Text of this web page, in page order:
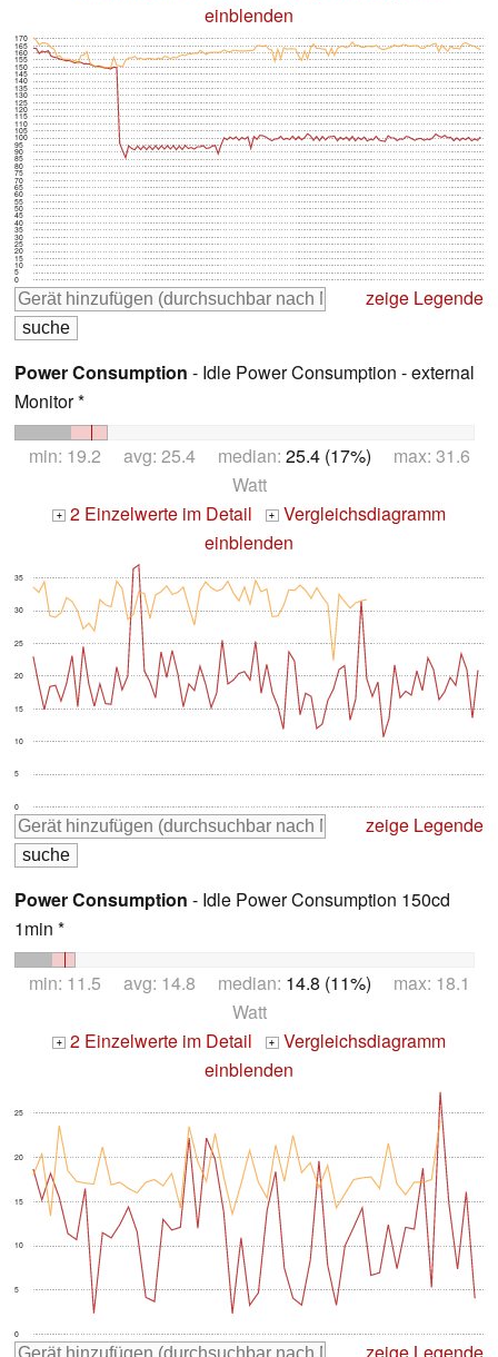
einblenden
0
5
10
15
20
25
30
35
40
45
50
55
60
65
70
75
80
85
90
95
100
105
110
115
120
125
130
135
140
145
150
155
160
165
170
zeige Legende
Power Consumption - Idle Power Consumption - external
Monitor *
min: 19.2 avg: 25.4 median: 25.4 (17%) max: 31.6
Watt
+ 2 Einzelwerte im Detail + Vergleichsdiagramm
einblenden
0
5
10
15
20
25
30
35
zeige Legende
Power Consumption - Idle Power Consumption 150cd
1min *
min: 11.5 avg: 14.8 median: 14.8 (11%) max: 18.1
Watt
+ 2 Einzelwerte im Detail + Vergleichsdiagramm
einblenden
0
5
10
15
20
25
zeige Legende